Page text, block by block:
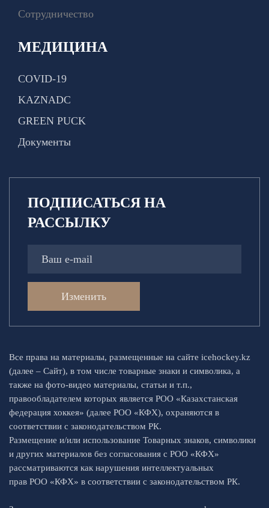
Сотрудничество
МЕДИЦИНА
COVID-19
KAZNADC
GREEN PUCK
Документы
ПОДПИСАТЬСЯ НА
РАССЫЛКУ
Изменить
Все права на материалы, размещенные на сайте icehockey.kz
(далее – Сайт), в том числе товарные знаки и символика, а
также на фото-видео материалы, статьи и т.п.,
правообладателем которых является РОО «Казахстанская
федерация хоккея» (далее РОО «КФХ), охраняются в
соответствии с законодательством РК.
Размещение и/или использование Товарных знаков, символики
и других материалов без согласования с РОО «КФХ»
рассматриваются как нарушения интеллектуальных
прав РОО «КФХ» в соответствии с законодательством РК.